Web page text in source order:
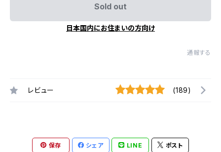
Sold out
日本国内にお住まいの方向け
通報する
レビュー (189)
保存 シェア LINE ポスト